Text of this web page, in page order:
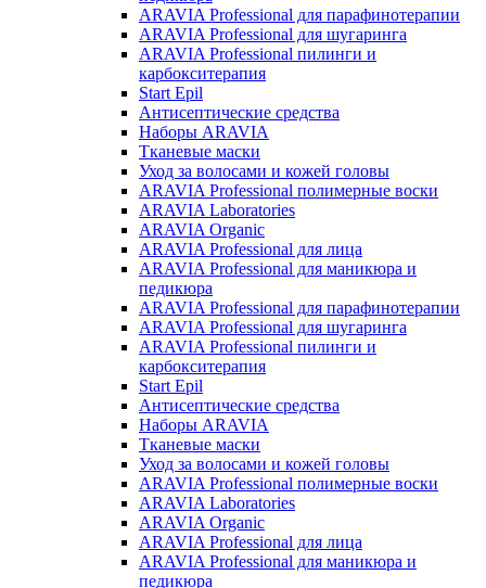
ARAVIA Professional для парафинотерапии
ARAVIA Professional для шугаринга
ARAVIA Professional пилинги и
карбокситерапия
Start Epil
Антисептические средства
Наборы ARAVIA
Тканевые маски
Уход за волосами и кожей головы
ARAVIA Professional полимерные воски
ARAVIA Laboratories
ARAVIA Organic
ARAVIA Professional для лица
ARAVIA Professional для маникюра и
педикюра
ARAVIA Professional для парафинотерапии
ARAVIA Professional для шугаринга
ARAVIA Professional пилинги и
карбокситерапия
Start Epil
Антисептические средства
Наборы ARAVIA
Тканевые маски
Уход за волосами и кожей головы
ARAVIA Professional полимерные воски
ARAVIA Laboratories
ARAVIA Organic
ARAVIA Professional для лица
ARAVIA Professional для маникюра и
педикюра